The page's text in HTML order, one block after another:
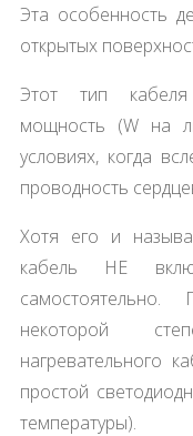
Эта особенность
открытых
Этот тип
мощность (W на
условиях, когда
проводность
Хотя его и
кабель НЕ
некоторой
нагревательного
простой
температуры).